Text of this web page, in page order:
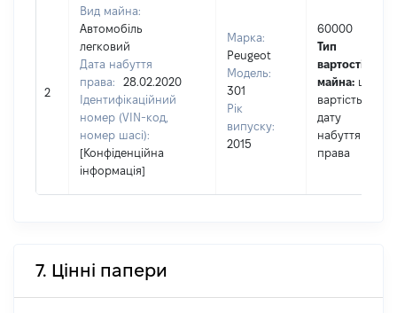
2
Вид майна:
Автомобіль
легковий
Дата набуття
права:
28.02.2020
Ідентифікаційний
номер (VIN-код,
номер шасі):
[Конфіденційна
інформація]
Марка:
Peugeot
Модель:
301
Рік
випуску:
2015
60000
Тип
вартості
майна: це
вартість на
дату
набуття
права
7. Цінні папери